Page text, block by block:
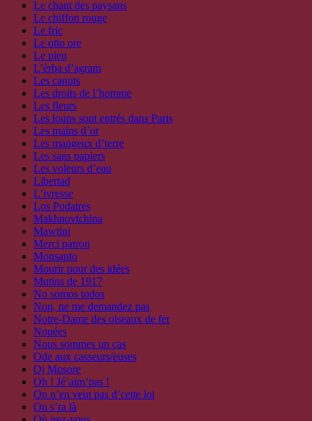
Le chant des paysans
Le chiffon rouge
Le fric
Le otto ore
Le pieu
L’èrba d’agram
Les canuts
Les droits de l’homme
Les fleurs
Les loups sont entrés dans Paris
Les mains d’or
Les mangeux d’terre
Les sans papiers
Les voleurs d’eau
Libertad
L’ivresse
Los Podaires
Makhnovtchina
Mawtini
Merci patron
Monsanto
Mourir pour des idées
Mutins de 1917
No somos todos
Non, ne me demandez pas
Notre-Dame des oiseaux de fer
Nouées
Nous sommes un cas
Ode aux casseurs/euses
Oj Mosore
Oh ! Jé’aim’pas !
On n’en veut pas d’cette loi
On s’ra là